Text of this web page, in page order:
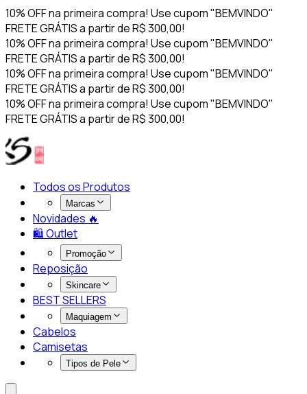
10% OFF na primeira compra! Use cupom "BEMVINDO"
FRETE GRÁTIS a partir de R$ 300,00!
10% OFF na primeira compra! Use cupom "BEMVINDO"
FRETE GRÁTIS a partir de R$ 300,00!
10% OFF na primeira compra! Use cupom "BEMVINDO"
FRETE GRÁTIS a partir de R$ 300,00!
10% OFF na primeira compra! Use cupom "BEMVINDO"
FRETE GRÁTIS a partir de R$ 300,00!
Todos os Produtos
Marcas
Novidades 🔥​
🛍️ Outlet
Promoção
Reposição
Skincare
BEST SELLERS
Maquiagem
Cabelos
Camisetas
Tipos de Pele